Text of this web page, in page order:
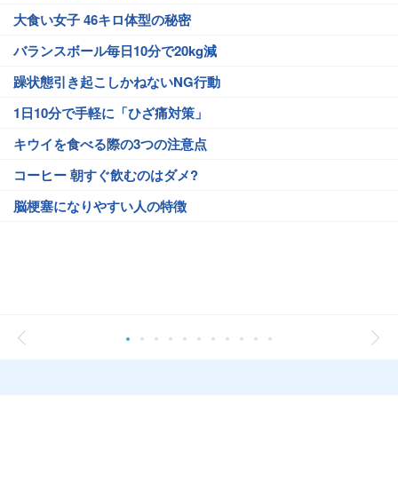
大食い女子 46キロ体型の秘密
バランスボール毎日10分で20kg減
躁状態引き起こしかねないNG行動
1日10分で手軽に「ひざ痛対策」
キウイを食べる際の3つの注意点
コーヒー 朝すぐ飲むのはダメ?
脳梗塞になりやすい人の特徴